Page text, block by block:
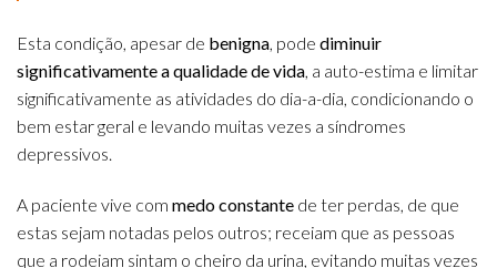
Esta condição, apesar de benigna, pode diminuir
significativamente a qualidade de vida, a auto-estima e limitar
significativamente as atividades do dia-a-dia, condicionando o
bem estar geral e levando muitas vezes a síndromes
depressivos.
A paciente vive com medo constante de ter perdas, de que
estas sejam notadas pelos outros; receiam que as pessoas
que a rodeiam sintam o cheiro da urina, evitando muitas vezes